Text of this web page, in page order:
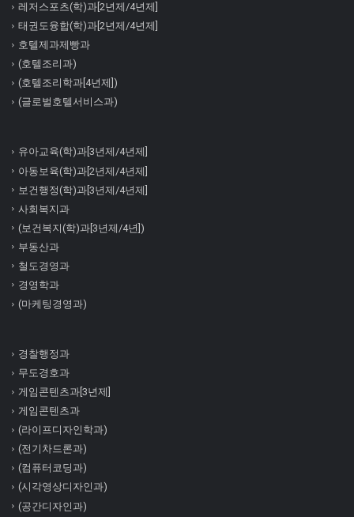
레저스포츠(학)과[2년제/4년제]
태권도융합(학)과[2년제/4년제]
호텔제과제빵과
(호텔조리과)
(호텔조리학과[4년제])
(글로벌호텔서비스과)
유아교육(학)과[3년제/4년제]
아동보육(학)과[2년제/4년제]
보건행정(학)과[3년제/4년제]
사회복지과
(보건복지(학)과[3년제/4년])
부동산과
철도경영과
경영학과
(마케팅경영과)
경찰행정과
무도경호과
게임콘텐츠과[3년제]
게임콘텐츠과
(라이프디자인학과)
(전기차드론과)
(컴퓨터코딩과)
(시각영상디자인과)
(공간디자인과)